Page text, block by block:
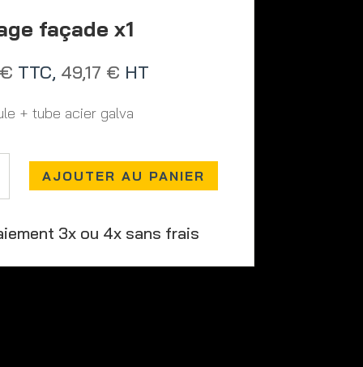
façade x1
TTC, 49,17 € HT
+ tube acier galva
AJOUTER AU PANIER
3x ou 4x sans frais